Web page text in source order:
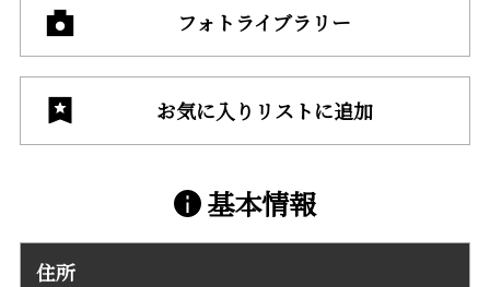
フォトライブラリー
お気に入りリストに追加
基本情報
住所